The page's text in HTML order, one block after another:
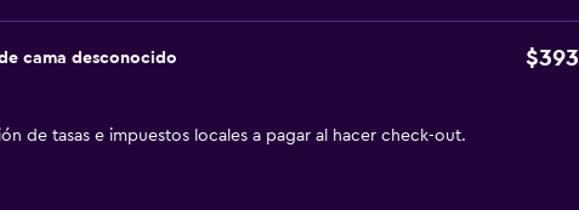
cama desconocido $393
de tasas e impuestos locales a pagar al hacer check-out.